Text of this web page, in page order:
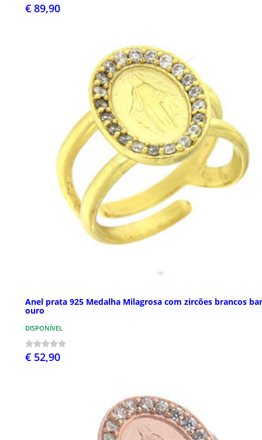
€ 89,90
Anel prata 925 Medalha Milagrosa com zircões brancos
ouro
DISPONÍVEL
€ 52,90